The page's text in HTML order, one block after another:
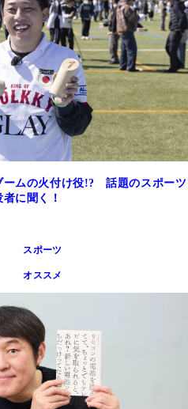
ームの火付け役!? 話題のスポーツ
に聞く！
スポーツ
オススメ